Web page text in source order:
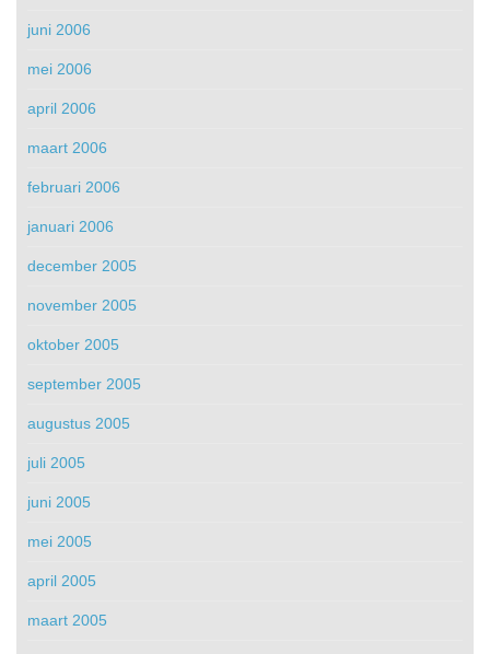
juni 2006
mei 2006
april 2006
maart 2006
februari 2006
januari 2006
december 2005
november 2005
oktober 2005
september 2005
augustus 2005
juli 2005
juni 2005
mei 2005
april 2005
maart 2005